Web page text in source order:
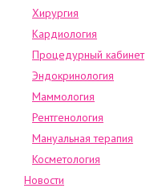
Хирургия
Кардиология
Процедурный кабинет
Эндокринология
Маммология
Рентгенология
Мануальная терапия
Косметология
Новости